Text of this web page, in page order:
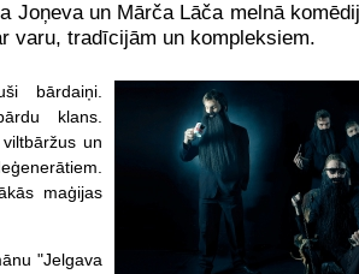
un Mārča Lāča melnā
varu, tradīcijām un kompleksiem.
bārdaiņi.
klans.
un
maģijas
"Jelgava